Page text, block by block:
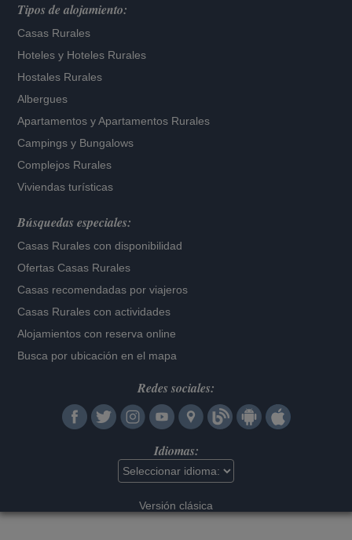
Tipos de alojamiento:
Casas Rurales
Hoteles y Hoteles Rurales
Hostales Rurales
Albergues
Apartamentos yApartamentos Rurales
Campings y Bungalows
Complejos Rurales
Viviendas turísticas
Búsquedas especiales:
Casas Rurales con disponibilidad
Ofertas Casas Rurales
Casas recomendadas por viajeros
Casas Rurales con actividades
Alojamientos con reserva online
Busca por ubicación en el mapa
Redes sociales:
Idiomas:
Versión clásica